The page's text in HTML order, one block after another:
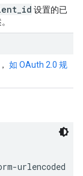
id 设置的已
如 OAuth 2.0 规
urlencoded